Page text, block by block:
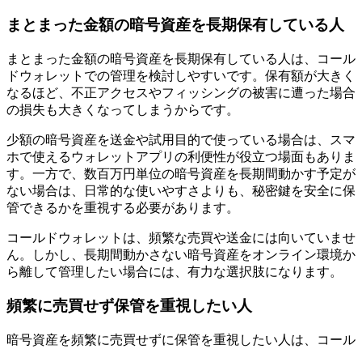
まとまった金額の暗号資産を長期保有している人
まとまった金額の暗号資産を長期保有している人は、コール
ドウォレットでの管理を検討しやすいです。保有額が大きく
なるほど、不正アクセスやフィッシングの被害に遭った場合
の損失も大きくなってしまうからです。
少額の暗号資産を送金や試用目的で使っている場合は、スマ
ホで使えるウォレットアプリの利便性が役立つ場面もありま
す。一方で、数百万円単位の暗号資産を長期間動かす予定が
ない場合は、日常的な使いやすさよりも、秘密鍵を安全に保
管できるかを重視する必要があります。
コールドウォレットは、頻繁な売買や送金には向いていませ
ん。しかし、長期間動かさない暗号資産をオンライン環境か
ら離して管理したい場合には、有力な選択肢になります。
頻繁に売買せず保管を重視したい人
暗号資産を頻繁に売買せずに保管を重視したい人は、コール